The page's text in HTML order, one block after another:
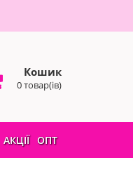
Кошик
0 товар(ів)
АКЦІЇ ОПТ